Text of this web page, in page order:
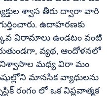
శ్వాస తీరు ద్వారా వారి
ఉదాహరణకు
విరామాలు ఉండటం వంటి
వ్యథ, ఆందోళనలో
నిశ్వాసాల మధ్య విరా మం
మానసిక వ్యాధులను